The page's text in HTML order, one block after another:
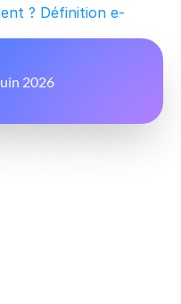
? Définition e-
2026